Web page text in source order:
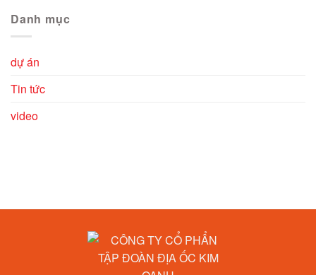
Danh mục
dự án
Tin tức
video